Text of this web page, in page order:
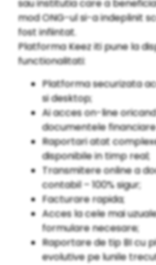
sau institutia care a
mod ONG-ul si-a indeplinit
fost infiintat.
Platforma Keez iti pune la
functionalitati:
Platforma securizata
si desktop;
Ai acces on-line
documentele
Raportari atat
disponibile in timp real;
Transmitere online a
contabil – 100% sigur;
Facturare rapida;
Acces la cele mai
formulare necesare;
Raportare de tip BI cu
evolutive pe lunile